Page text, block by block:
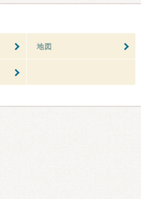
地図